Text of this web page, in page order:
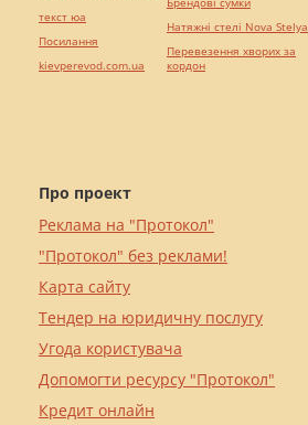
Про проект
Реклама на "Протокол"
"Протокол" без реклами!
Карта сайту
Тендер на юридичну послугу
Угода користувача
Допомогти ресурсу "Протокол"
Кредит онлайн
текст юа
Посилання
kievperevod.com.ua
Натяжні стелі Nova Stelya
Перевезення хворих за
кордон